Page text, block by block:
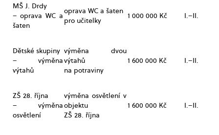
MŠ J. Drdy
– oprava WC a
šaten
oprava WC a šaten
pro učitelky
1 000 000 Kč I.–II.
Dětské skupiny
– výměna
výtahů
výměna dvou
výtahů
na potraviny
1 600 000 Kč I.–II.
ZŠ 28. října
– výměna
osvětlení
výměna osvětlení v
objektu
ZŠ 28. října
1 600 000 Kč I.–II.